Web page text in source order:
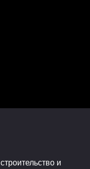
и